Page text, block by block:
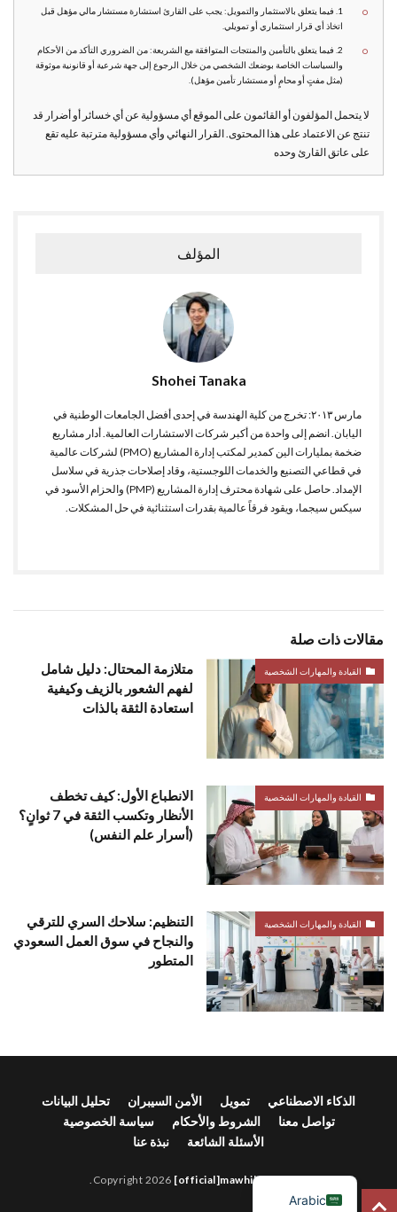
1. فيما يتعلق بالاستثمار والتمويل: يجب على القارئ استشارة مستشار مالي مؤهل قبل
اتخاذ أي قرار استثماري أو تمويلي.
2. فيما يتعلق بالتأمين والمنتجات المتوافقة مع الشريعة: من الضروري التأكد من الأحكام
والسياسات الخاصة بوضعك الشخصي من خلال الرجوع إلى جهة شرعية أو قانونية موثوقة
(مثل مفتٍ أو محامٍ أو مستشار تأمين مؤهل).
لا يتحمل المؤلفون أو القائمون على الموقع أي مسؤولية عن أي خسائر أو أضرار قد
تنتج عن الاعتماد على هذا المحتوى. القرار النهائي وأي مسؤولية مترتبة عليه تقع
على عاتق القارئ وحده
المؤلف
Shohei Tanaka
مارس ٢٠١٣: تخرج من كلية الهندسة في إحدى أفضل الجامعات الوطنية في
اليابان. انضم إلى واحدة من أكبر شركات الاستشارات العالمية. أدار مشاريع
ضخمة بمليارات الين كمدير لمكتب إدارة المشاريع (PMO) لشركات عالمية
في قطاعي التصنيع والخدمات اللوجستية، وقاد إصلاحات جذرية في سلاسل
الإمداد. حاصل على شهادة محترف إدارة المشاريع (PMP) والحزام الأسود في
سيكس سيجما، ويقود فرقاً عالمية بقدرات استثنائية في حل المشكلات.
مقالات ذات صلة
القيادة والمهارات الشخصية
متلازمة المحتال: دليل شامل
لفهم الشعور بالزيف وكيفية
استعادة الثقة بالذات
القيادة والمهارات الشخصية
الانطباع الأول: كيف تخطف
الأنظار وتكسب الثقة في 7 ثوانٍ؟
(أسرار علم النفس)
القيادة والمهارات الشخصية
التنظيم: سلاحك السري للترقي
والنجاح في سوق العمل السعودي
المتطور
الذكاء الاصطناعي تمويل الأمن السيبران
تحليل البيانات
تواصل معنا
الشروط والأحكام
سياسة الخصوصية
الأسئلة الشائعة
نبذة عنا
© Copyright 2026
[official]mawhiba-rabit
Arabic